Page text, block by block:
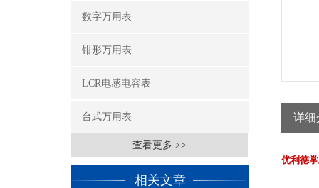
数字万用表
钳形万用表
LCR电感电容表
台式万用表
查看更多 >>
相关文章
详细
优利德